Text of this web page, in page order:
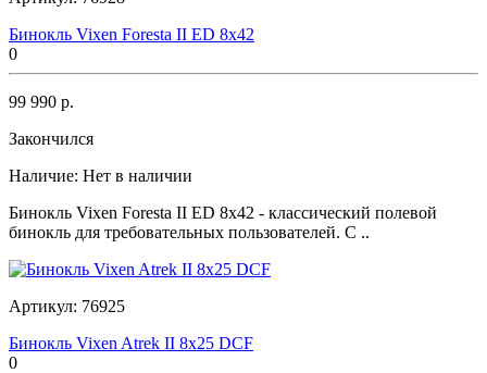
Бинокль Vixen Foresta II ED 8x42
0
99 990 р.
Закончился
Наличие: Нет в наличии
Бинокль Vixen Foresta II ED 8x42 - классический полевой
бинокль для требовательных пользователей. С ..
Артикул: 76925
Бинокль Vixen Atrek II 8x25 DCF
0